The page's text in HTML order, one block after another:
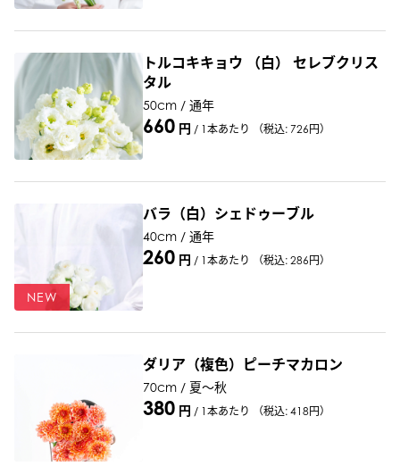
トルコキキョウ （白） セレブクリス
タル
50cm / 通年
660 円 / 1本あたり （税込: 726円）
NEW
バラ（白）シェドゥーブル
40cm / 通年
260 円 / 1本あたり （税込: 286円）
ダリア（複色）ピーチマカロン
70cm / 夏～秋
380 円 / 1本あたり （税込: 418円）